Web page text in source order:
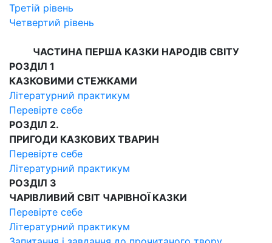
Третій рівень
Четвертий рівень
ЧАСТИНА ПЕРША КАЗКИ НАРОДІВ СВІТУ
РОЗДІЛ 1
КАЗКОВИМИ СТЕЖКАМИ
Літературний практикум
Перевірте себе
РОЗДІЛ 2.
ПРИГОДИ КАЗКОВИХ ТВАРИН
Перевірте себе
Літературний практикум
РОЗДІЛ 3
ЧАРІВЛИВИЙ СВІТ ЧАРІВНОЇ КАЗКИ
Перевірте себе
Літературний практикум